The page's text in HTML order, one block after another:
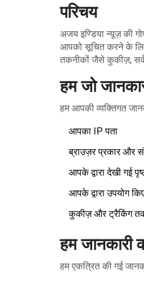
परिचय
अजय इण्डिया न्यूज़ की
आपको सूचित करने के
तकनीकों जैसे कुकीज़,
हम जो
हम आपकी व्यक्तिगत
आपका IP पता
ब्राउज़र प्रकार और
आपके द्वारा देखी गई
आपके द्वारा उपयोग
कुकीज़ और ट्रैकिंग
हम
हम एकत्रित की गई